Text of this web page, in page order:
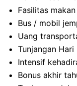
Fasilitas makan
Bus / mobil
Uang
Tunjangan Hari
Intensif
Bonus akhir